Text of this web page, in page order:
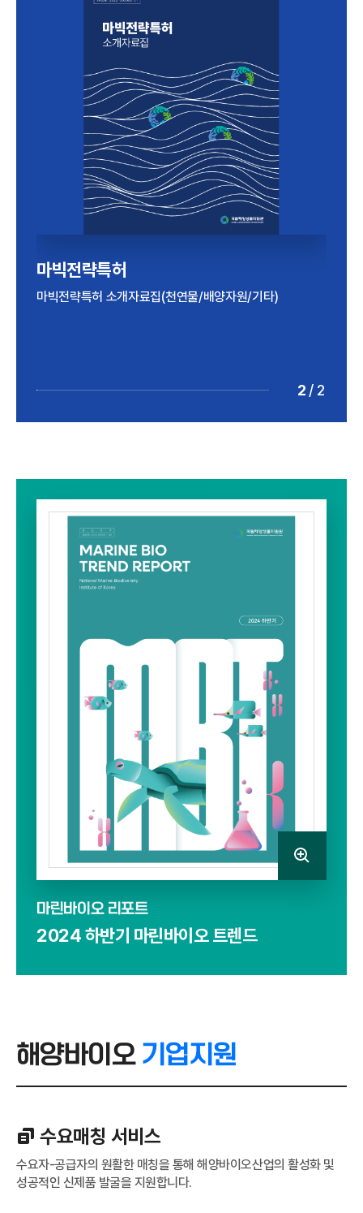
해양바이오산업 실태조사
2024년 기준 해양바이오산업 실태조사 보고서
마빅전략특허
마빅전략특허 소개자료집(천연물/배양자원/기타)
2 / 2
마린바이오 리포트
2024 하반기 마린바이오 트렌드
해양바이오 기업지원
수요매칭 서비스
수요자-공급자의 원활한 매칭을 통해 해양바이오산업의 활성화 및
성공적인 신제품 발굴을 지원합니다.